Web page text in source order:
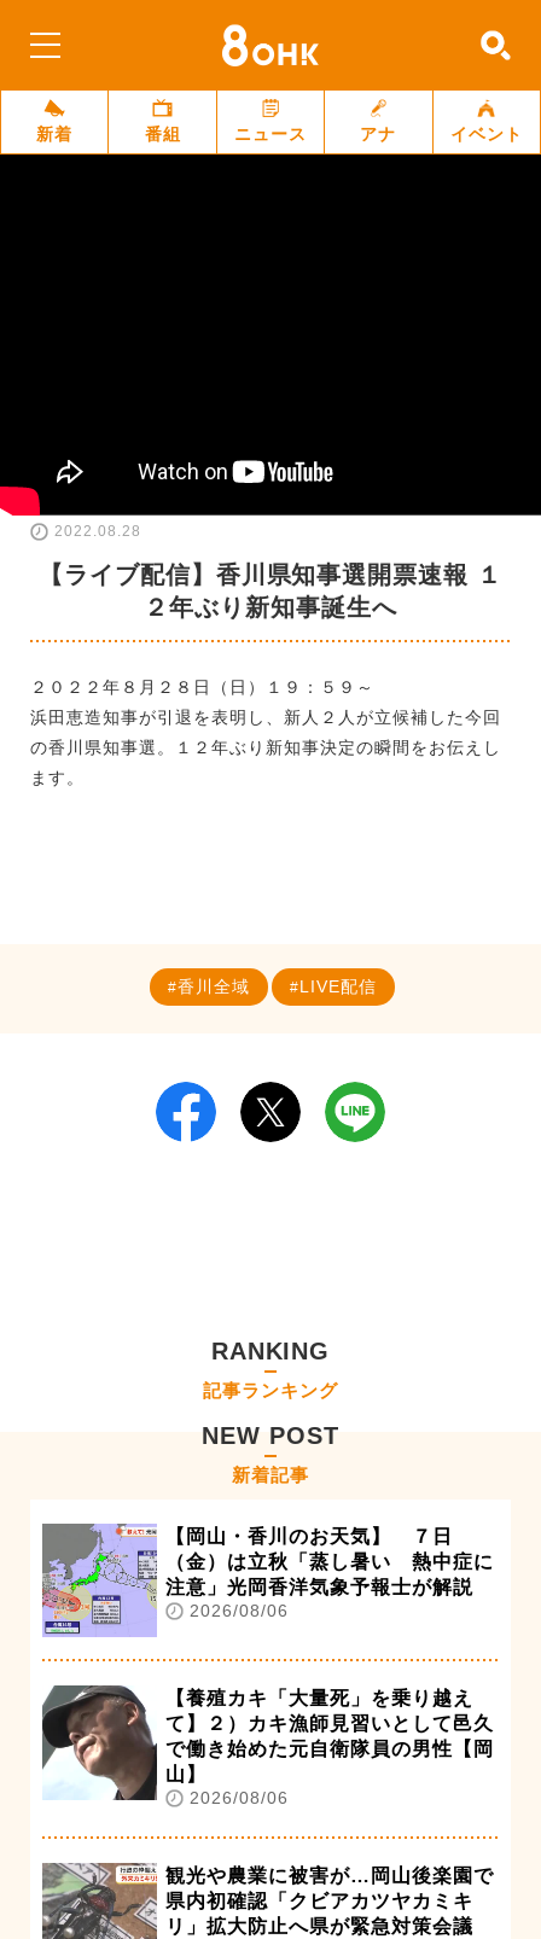
新着 番組 ニュース アナ イベント
2022.08.28
【ライブ配信】香川県知事選開票速報 １
２年ぶり新知事誕生へ
２０２２年８月２８日（日）１９：５９～
浜田恵造知事が引退を表明し、新人２人が立候補した今回
の香川県知事選。１２年ぶり新知事決定の瞬間をお伝えし
ます。
香川全域 LIVE配信
RANKING
記事ランキング
NEW POST
新着記事
【岡山・香川のお天気】 ７日
（金）は立秋「蒸し暑い 熱中症に
注意」光岡香洋気象予報士が解説
2026/08/06
【養殖カキ「大量死」を乗り越え
て】２）カキ漁師見習いとして邑久
で働き始めた元自衛隊員の男性【岡
山】
2026/08/06
観光や農業に被害が…岡山後楽園で
県内初確認「クビアカツヤカミキ
リ」拡大防止へ県が緊急対策会議